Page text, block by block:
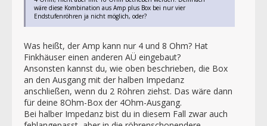
wäre diese Kombination aus Amp plus Box bei nur vier
Endstufenröhren ja nicht möglich, oder?
Was heißt, der Amp kann nur 4 und 8 Ohm? Hat
Finkhäuser einen anderen AÜ eingebaut?
Ansonsten kannst du, wie oben beschrieben, die Box
an den Ausgang mit der halben Impedanz
anschließen, wenn du 2 Röhren ziehst. Das wäre dann
für deine 8Ohm-Box der 4Ohm-Ausgang.
Bei halber Impedanz bist du in diesem Fall zwar auch